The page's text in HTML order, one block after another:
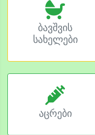
ბავშვის
სახელები
აცრები